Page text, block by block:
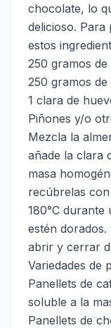
chocolate, lo
delicioso. Para
estos
250 gramos
250 gramos de
1 clara de
Piñones y/o
Mezcla la
añade la clara
masa
recúbrelas
180°C durante
estén dorados.
abrir y cerrar
Variedades de
Panellets de
soluble a la
Panellets de